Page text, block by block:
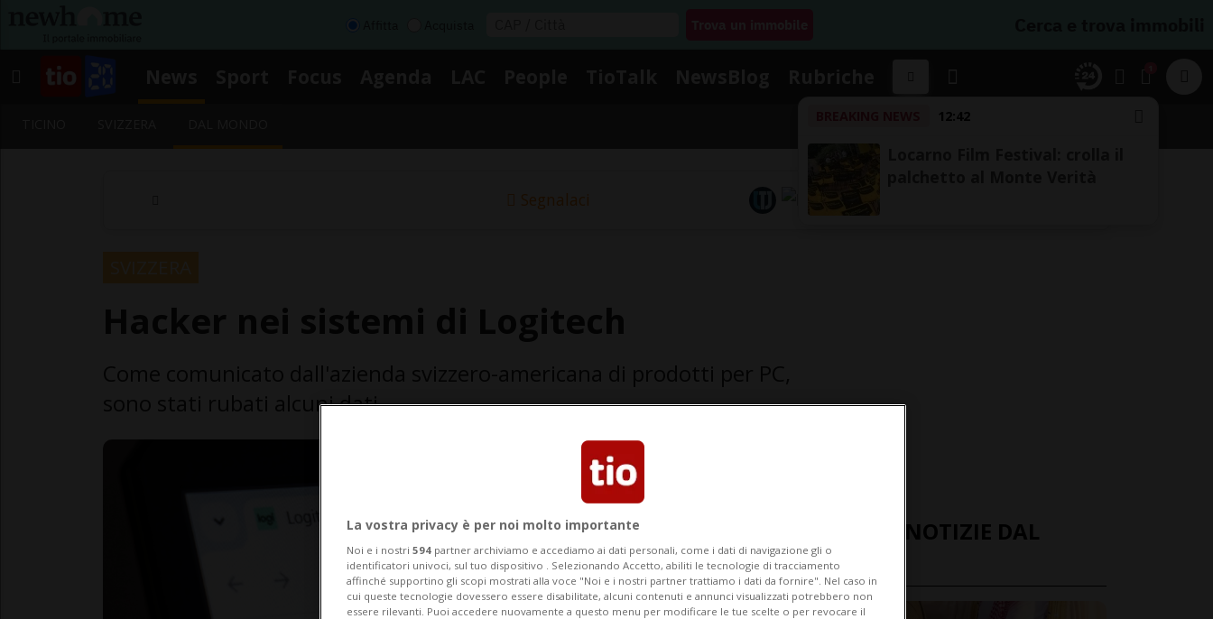
12:42
Segnalaci
sono stati rubati alcuni dati.
ULTIME NOTIZIE DAL
MONDO
La vostra privacy è per noi molto importante
Noi e i nostri 594 partner archiviamo e accediamo ai dati personali, come i dati di navigazione gli o
identificatori univoci, sul tuo dispositivo . Selezionando Accetto, abiliti le tecnologie di tracciamento
affinché supportino gli scopi mostrati alla voce "Noi e i nostri partner trattiamo i dati da fornire". Nel caso in
cui queste tecnologie dovessero essere disabilitate, alcuni contenuti e annunci visualizzati potrebbero non
essere rilevanti. Puoi accedere nuovamente a questo menu per modificare le tue scelte o per revocare il